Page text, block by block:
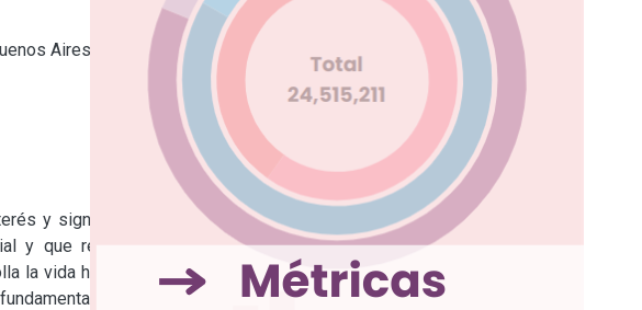
Aires)
y significado
y que resultan
la vida humana.
en la